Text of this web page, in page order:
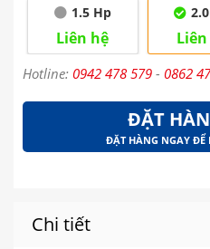
1.5 Hp
Liên hệ
Hotline: 0942 478 579 - 0862
ĐẶT
ĐẶT HÀNG NGAY
Chi tiết